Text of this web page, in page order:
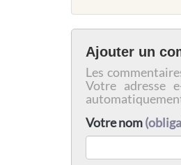
Ajouter un
Les
Votre adresse
Votre nom